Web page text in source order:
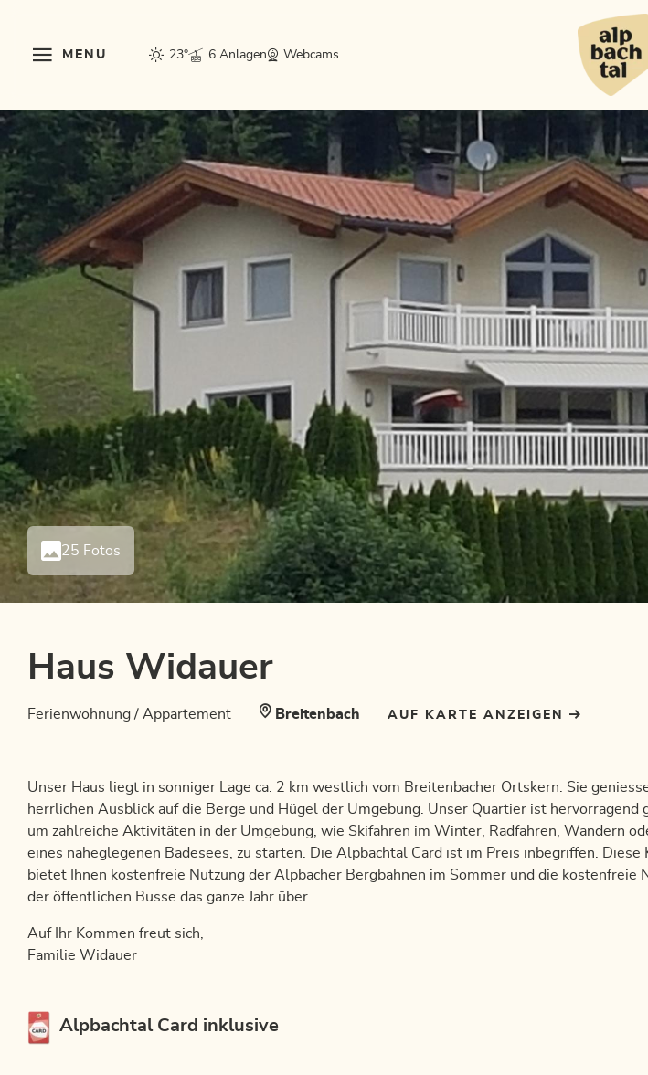
MENU 23° 6 Anlagen Webcams
25 Fotos
Haus Widauer
Ferienwohnung / Appartement Breitenbach AUF KARTE ANZEIGEN
Unser Haus liegt in sonniger Lage ca. 2 km westlich vom Breitenbacher Ortskern. Sie
herrlichen Ausblick auf die Berge und Hügel der Umgebung. Unser Quartier ist hervorragend
um zahlreiche Aktivitäten in der Umgebung, wie Skifahren im Winter, Radfahren, Wandern
eines naheglegenen Badesees, zu starten. Die Alpbachtal Card ist im Preis inbegriffen. Diese
bietet Ihnen kostenfreie Nutzung der Alpbacher Bergbahnen im Sommer und die kostenfreie
der öffentlichen Busse das ganze Jahr über.
Auf Ihr Kommen freut sich,
Familie Widauer
Diese Unterkunft ist Mitglied von
Alpbachtal Card inklusive